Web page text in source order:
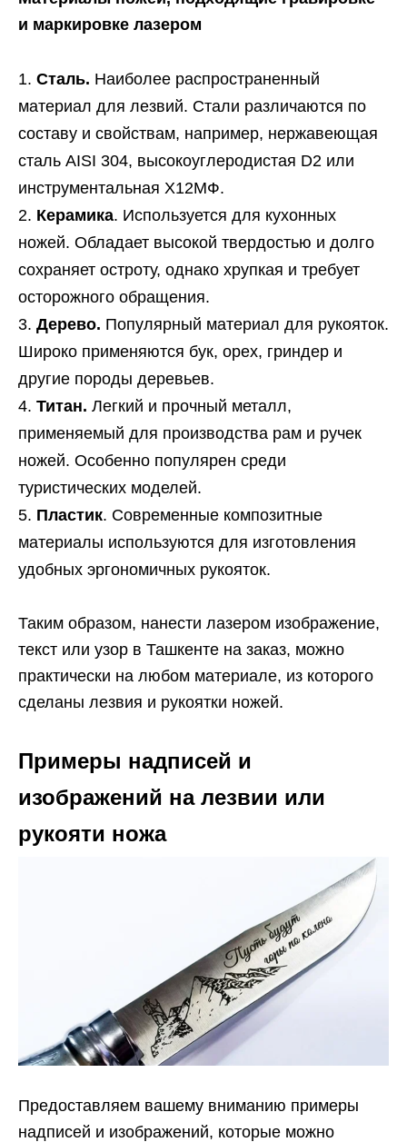
и маркировке лазером
Сталь. Наиболее распространенный
материал для лезвий. Стали различаются по
составу и свойствам, например, нержавеющая
сталь AISI 304, высокоуглеродистая D2 или
инструментальная Х12МФ.
Керамика. Используется для кухонных
ножей. Обладает высокой твердостью и долго
сохраняет остроту, однако хрупкая и требует
осторожного обращения.
Дерево. Популярный материал для рукояток.
Широко применяются бук, орех, гриндер и
другие породы деревьев.
Титан. Легкий и прочный металл,
применяемый для производства рам и ручек
ножей. Особенно популярен среди
туристических моделей.
Пластик. Современные композитные
материалы используются для изготовления
удобных эргономичных рукояток.
Таким образом, нанести лазером изображение,
текст или узор в Ташкенте на заказ, можно
практически на любом материале, из которого
сделаны лезвия и рукоятки ножей.
Примеры надписей и
изображений на лезвии или
рукояти ножа
Предоставляем вашему вниманию примеры
надписей и изображений, которые можно